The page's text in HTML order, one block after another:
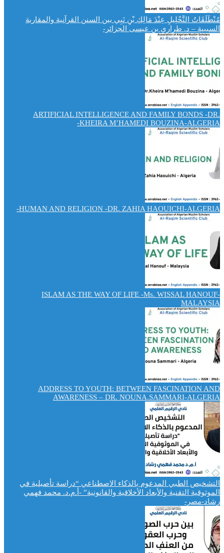
مُنْطَلَقَاتُ التَّحْلِيلِ عِنْدَ مَالِكِ بْنِ نَبِي بين السنن القرآنية والمقاربة
السببية – د. طراري بن عيسى الجزائر-
ARTIFICIAL INTELLIGENCE AND FAMILY BONDS -DR.
KHEIRA M’HAMEDI BOUZINA-ALGERIA-
HUMAN AND RELIGION -DR. ZAHIA HAOUICHI-ALGERIA-
ISLAM AS THE WAY OF LIFE -Ms. WISSAL HANOUF-
MALAYSIA
ADDRESS TO YOUTH: BETWEEN FASCINATION AND
AWARENESS – DR. NOUNA.SAMMARI-ALGERIA
التشخيص الطبي المدعوم بالذكاء الاصطناعي “دراسة تأصيلية في
الموثوقية التقنية والأبعاد الأخلاقية والقانونية” -أ.م.د. محمد فهمي
رشاد-مصر-